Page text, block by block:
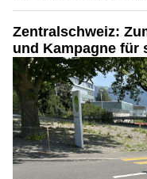
Zentralschweiz:
und Kampagne für